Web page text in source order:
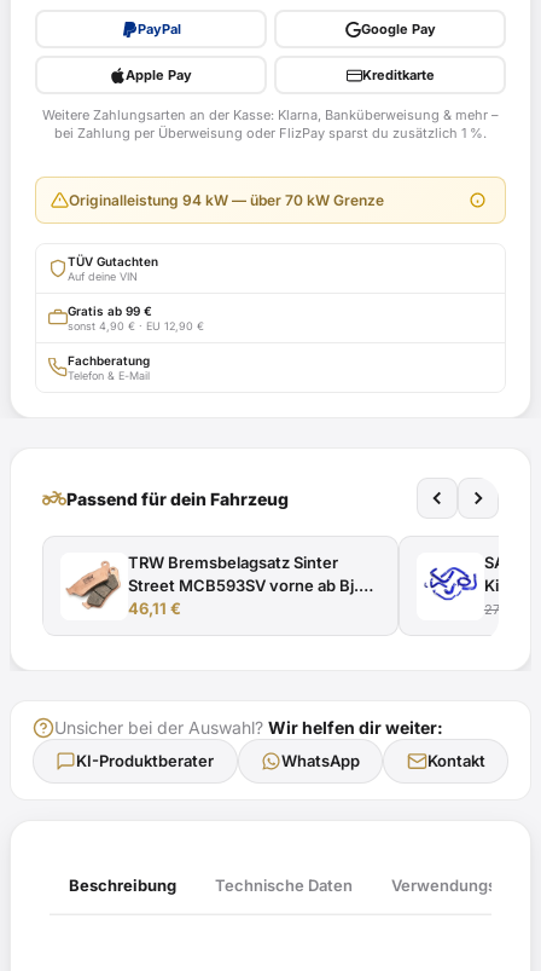
Honda
SC33
ab
1996
ABE
H294
PayPal Google Pay
Apple Pay Kreditkarte
Weitere Zahlungsarten an der Kasse: Klarna, Banküberweisung & mehr –
bei Zahlung per Überweisung oder FlizPay sparst du zusätzlich 1 %.
Originalleistung 94 kW — über 70 kW Grenze
TÜV Gutachten
Auf deine VIN
Gratis ab 99 €
sonst 4,90 € · EU 12,90 €
Fachberatung
Telefon & E-Mail
two_wheelerPassend für dein Fahrzeug
TRW Bremsbelagsatz Sinter
Street MCB593SV vorne ab Bj.
1993 - 2003
46,11 €
Kit
278,23
Unsicher bei der Auswahl? Wir helfen dir weiter:
KI-Produktberater WhatsApp Kontakt
Beschreibung Technische Daten Verwendungsliste